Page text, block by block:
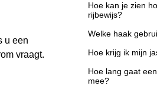
u een
vraagt.
Hoe kan je zien
rijbewijs?
Welke haak
Hoe krijg ik mijn
Hoe lang gaat
mee?